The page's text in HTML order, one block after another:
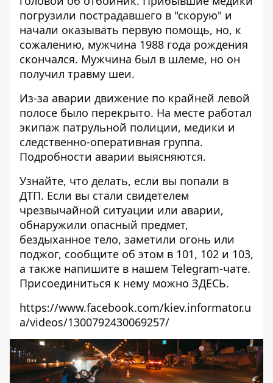
погрузили пострадавшего в "скорую" и
начали оказывать первую помощь, но, к
сожалению, мужчина 1988 года рождения
скончался. Мужчина был в шлеме, но он
получил травму шеи.
Из-за аварии движение по крайней левой
полосе было перекрыто. На месте работал
экипаж патрульной полиции, медики и
следственно-оперативная группа.
Подробности аварии выясняются.
Узнайте, что делать, если вы попали в
ДТП. Если вы стали свидетелем
чрезвычайной ситуации или аварии,
обнаружили опасный предмет,
бездыханное тело, заметили огонь или
поджог, сообщите об этом в 101, 102 и 103,
а также напишите в нашем Telegram-чате.
Присоединиться к нему можно ЗДЕСЬ.
https://www.facebook.com/kiev.informator.u
a/videos/1300792430069257/